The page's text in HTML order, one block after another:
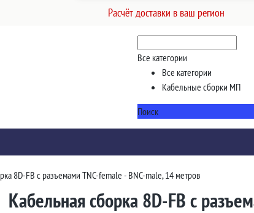
Расчёт доставки в ваш регион
Все категории
Все категории
Кабельные сборки МП
Поиск
8D-FB с разъемами TNC-female - BNC-male, 14 метров
Кабельная сборка 8D-FB с